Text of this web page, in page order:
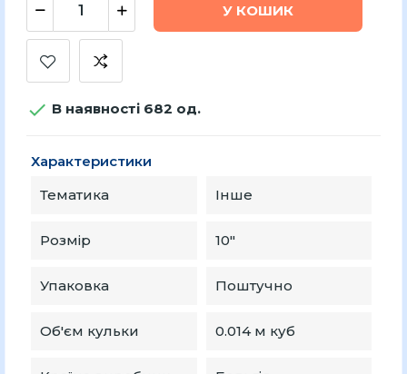
У КОШИК
 В наявності 682 од.
Характеристики
Тематика
Інше
Розмір 10″
Упаковка Поштучно
Об'єм кульки 0.014 м куб